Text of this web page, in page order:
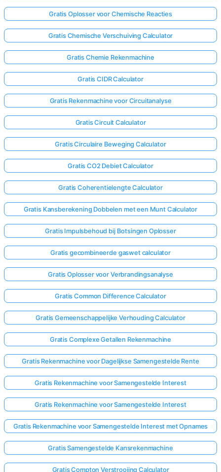
Gratis Oplosser voor Chemische Reacties
Gratis Chemische Verschuiving Calculator
Gratis Chemie Rekenmachine
Gratis CIDR Calculator
Gratis Rekenmachine voor Circuitanalyse
Gratis Circuit Calculator
Gratis Circulaire Beweging Calculator
Gratis CO2 Debiet Calculator
Gratis Coherentielengte Calculator
Gratis Kansberekening Dobbelen met een Munt Calculator
Gratis Impulsbehoud bij Botsingen Oplosser
Gratis gecombineerde gaswet calculator
Gratis Oplosser voor Verbrandingsanalyse
Gratis Common Difference Calculator
Gratis Gemeenschappelijke Verhouding Calculator
Gratis Complexe Getallen Rekenmachine
Gratis Rekenmachine voor Dagelijkse Samengestelde Rente
Gratis Rekenmachine voor Samengestelde Interest
Gratis Rekenmachine voor Samengestelde Interest
Gratis Rekenmachine voor Samengestelde Interest met Opnames
Gratis Samengestelde Kansrekenmachine
Gratis Compton Verstrooiing Calculator